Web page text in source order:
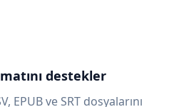
destekler
EPUB ve SRT dosyalarını